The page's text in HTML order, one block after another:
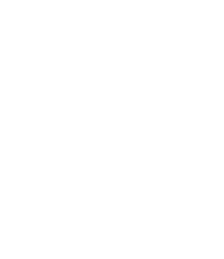
Este alcance
máximo histórico
cabo en España.
La cifra total se
a trámite más de
residencia